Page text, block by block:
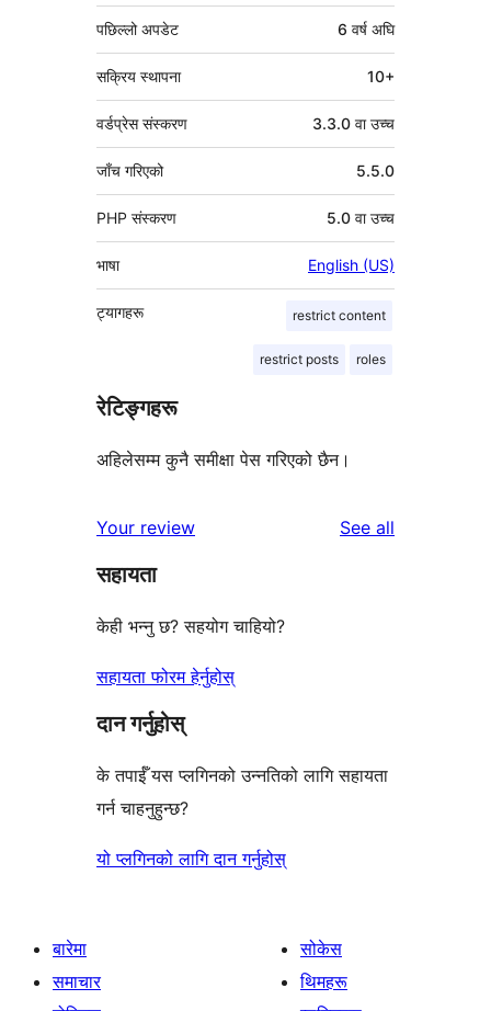
पछिल्लो अपडेट 6 वर्ष अघि
सक्रिय स्थापना 10+
वर्डप्रेस संस्करण 3.3.0 वा उच्च
जाँच गरिएको 5.5.0
PHP संस्करण 5.0 वा उच्च
भाषा English (US)
ट्यागहरू restrict content
restrict posts roles
रेटिङ्गहरू
अहिलेसम्म कुनै समीक्षा पेस गरिएको छैन।
Your review See all
सहायता
केही भन्नु छ? सहयोग चाहियो?
सहायता फोरम हेर्नुहोस्
दान गर्नुहोस्
के तपाईँ यस प्लगिनको उन्नतिको लागि सहायता
गर्न चाहनुहुन्छ?
यो प्लगिनको लागि दान गर्नुहोस्
बारेमा
समाचार
सोकेस
थिमहरू